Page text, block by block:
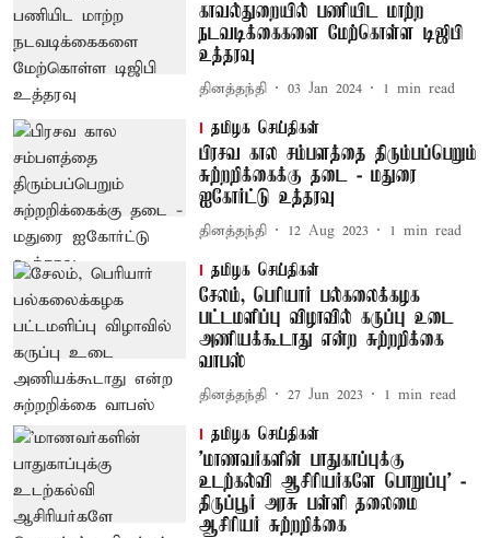
காவல்துறையில் பணியிட மாற்ற
நடவடிக்கைகளை மேற்கொள்ள டிஜிபி
உத்தரவு
தினத்தந்தி 03 Jan 2024 1 min read
தமிழக செய்திகள்
பிரசவ கால சம்பளத்தை திரும்பப்பெறும்
சுற்றறிக்கைக்கு தடை - மதுரை
ஐகோர்ட்டு உத்தரவு
தினத்தந்தி 12 Aug 2023 1 min read
தமிழக செய்திகள்
சேலம், பெரியார் பல்கலைக்கழக
பட்டமளிப்பு விழாவில் கருப்பு உடை
அணியக்கூடாது என்ற சுற்றறிக்கை
வாபஸ்
தினத்தந்தி 27 Jun 2023 1 min read
தமிழக செய்திகள்
'மாணவர்களின் பாதுகாப்புக்கு
உடற்கல்வி ஆசிரியர்களே பொறுப்பு' -
திருப்பூர் அரசு பள்ளி தலைமை
ஆசிரியர் சுற்றறிக்கை